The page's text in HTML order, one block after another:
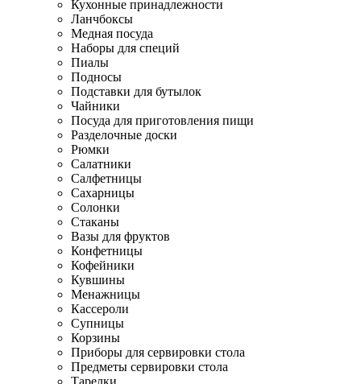
Кухонные принадлежности
Ланчбоксы
Медная посуда
Наборы для специй
Пиалы
Подносы
Подставки для бутылок
Чайники
Посуда для приготовления пищи
Разделочные доски
Рюмки
Салатники
Салфетницы
Сахарницы
Солонки
Стаканы
Вазы для фруктов
Конфетницы
Кофейники
Кувшины
Менажницы
Кассероли
Супницы
Корзины
Приборы для сервировки стола
Предметы сервировки стола
Тарелки